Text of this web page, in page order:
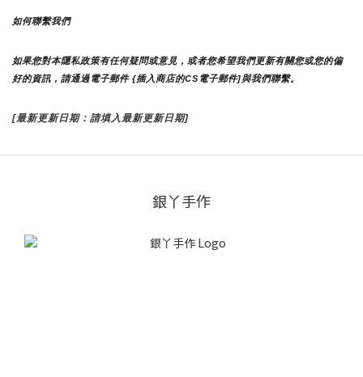
如何聯繫我們
如果您對本隱私政策有任何疑問或意見，或者您希望我們更新有關您或您的偏
好的資訊，請通過電子郵件 {插入商店的CS電子郵件]與我們聯繫。
[最新更新日期：請填入最新更新日期]
銀丫手作